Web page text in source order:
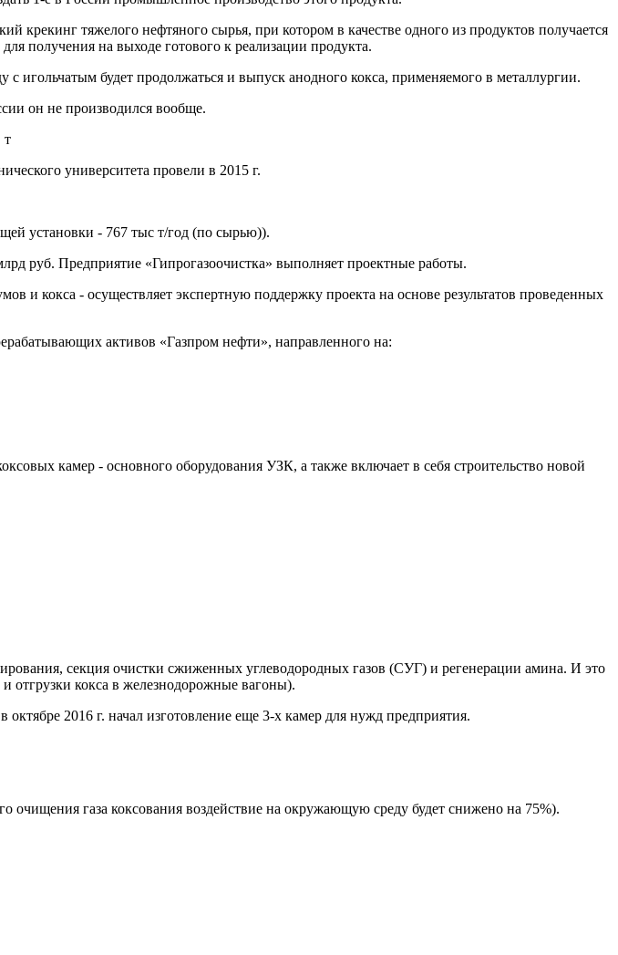
крекинг тяжелого нефтяного сырья, при котором в качестве одного из продуктов получается
получения на выходе готового к реализации продукта.
с игольчатым будет продолжаться и выпуск анодного кокса, применяемого в металлургии.
он не производился вообще.
т
университета провели в 2015 г.
установки - 767 тыс т/год (по сырью)).
руб. Предприятие «Гипрогазоочистка» выполняет проектные работы.
и кокса - осуществляет экспертную поддержку проекта на основе результатов проведенных
активов «Газпром нефти», направленного на:
камер - основного оборудования УЗК, а также включает в себя строительство новой
секция очистки сжиженных углеводородных газов (СУГ) и регенерации амина. И это
отгрузки кокса в железнодорожные вагоны).
2016 г. начал изготовление еще 3-х камер для нужд предприятия.
очищения газа коксования воздействие на окружающую среду будет снижено на 75%).